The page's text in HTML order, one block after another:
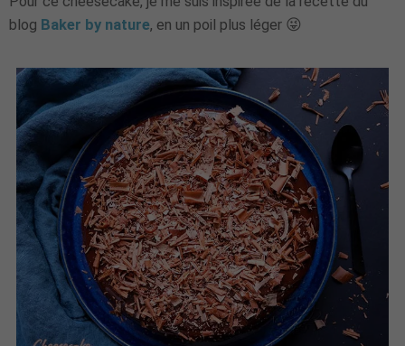
blog Baker by nature, en un poil plus léger 😜